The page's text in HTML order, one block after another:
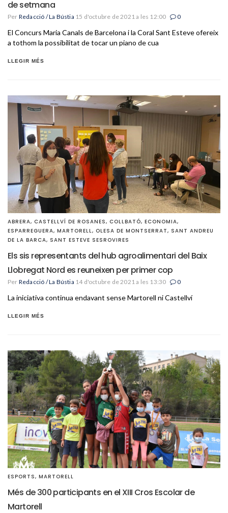
de setmana
Per Redacció / La Bústia 15 d'octubre de 2021 a les 12:00 0
El Concurs Maria Canals de Barcelona i la Coral Sant Esteve ofereix
a tothom la possibilitat de tocar un piano de cua
LLEGIR MÉS
ABRERA, CASTELLVÍ DE ROSANES, COLLBATÓ, ECONOMIA,
ESPARREGUERA, MARTORELL, OLESA DE MONTSERRAT, SANT ANDREU
DE LA BARCA, SANT ESTEVE SESROVIRES
Els sis representants del hub agroalimentari del Baix
Llobregat Nord es reuneixen per primer cop
Per Redacció / La Bústia 14 d'octubre de 2021 a les 13:30 0
La iniciativa continua endavant sense Martorell ni Castellví
LLEGIR MÉS
ESPORTS, MARTORELL
Més de 300 participants en el XIII Cros Escolar de
Martorell